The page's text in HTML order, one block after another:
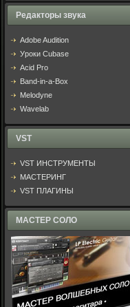
Редакторы звука
Adobe Audition
Уроки Cubase
Acid Pro
Band-in-a-Box
Melodyne
Wavelab
VST
VST ИНСТРУМЕНТЫ
МАСТЕРИНГ
VST ПЛАГИНЫ
МАСТЕР СОЛО